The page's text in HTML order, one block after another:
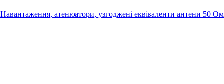
Навантаження, атенюатори, узгоджені еквіваленти антени 50 Ом